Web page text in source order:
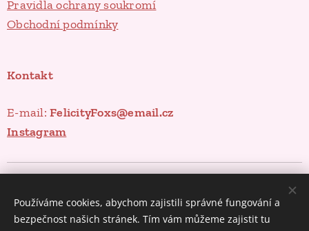
Pravidla ochrany soukromí
Obchodní podmínky
Kontakt
E-mail:FelicityFoxs@email.cz
Instagram
Měna
CZK Kč
EUR €
Používáme cookies, abychom zajistili správné fungování a
bezpečnost našich stránek. Tím vám můžeme zajistit tu